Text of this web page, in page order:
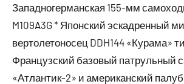
Западногерманская 155-мм
M109A3G * Японский эскадренный
вертолетоносец DDH144 «Курама»
Французский базовый патрульный
«Атлантик-2» и американский